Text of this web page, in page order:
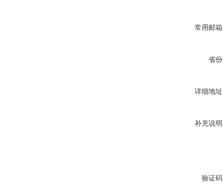
常用邮
省
详细地
补充说
验证